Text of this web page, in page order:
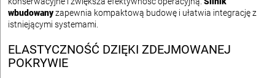
wbudowanyzapewnia kompaktową budowę i ułatwia integrację z
istniejącymi systemami.
ELASTYCZNOŚĆ DZIĘKI ZDEJMOWANEJ
POKRYWIE